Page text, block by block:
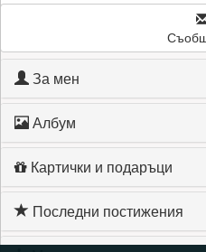
За мен
Албум
Картички и подаръци
Последни постижения